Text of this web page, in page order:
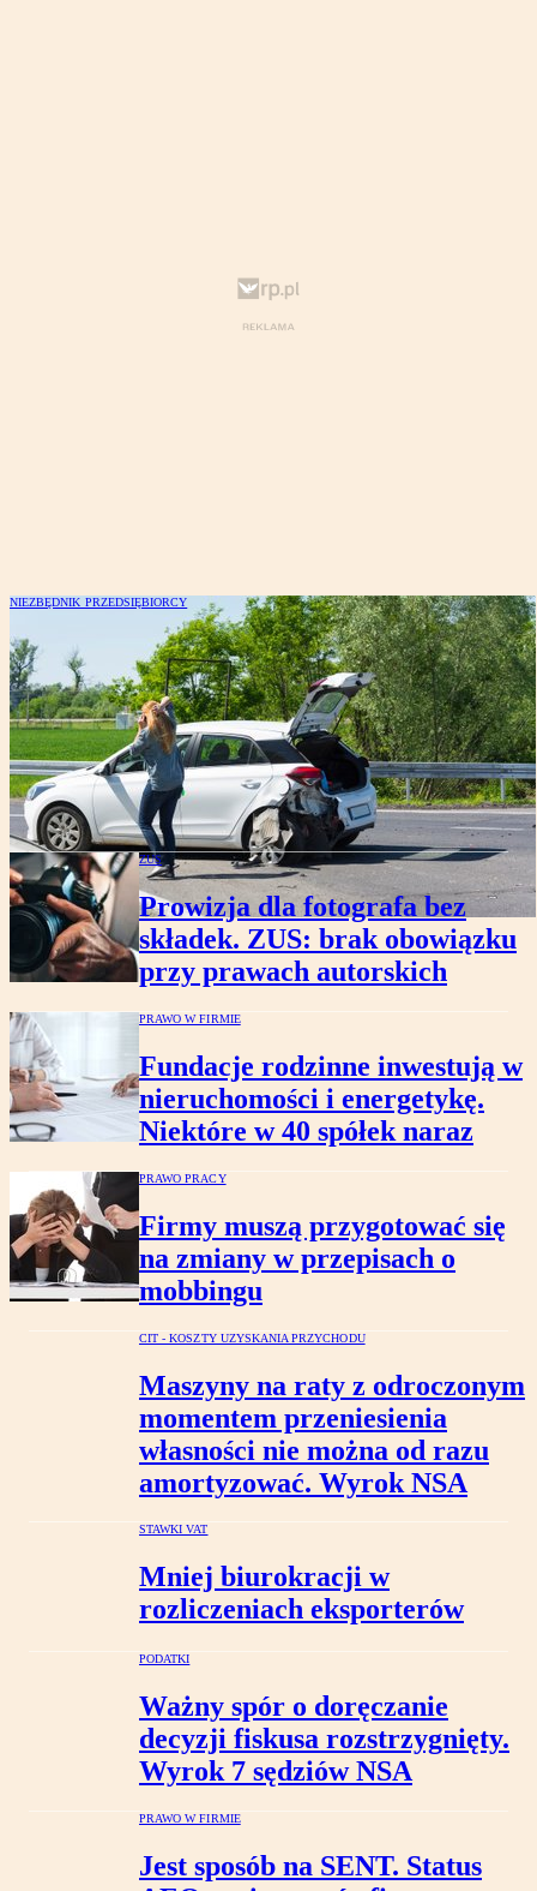
NIEZBĘDNIK PRZEDSIĘBIORCY
Niezbędnik przedsiębiorcy:
odszkodowanie za stłuczkę firmowym
autem * e-Doręczenia * amortyzacja
nowej hali * rozliczenie VAT przy
eksporcie * prowizja fotografa a ZUS *
mobbing
ZUS
Prowizja dla fotografa bez
składek. ZUS: brak obowiązku
przy prawach autorskich
PRAWO W FIRMIE
Fundacje rodzinne inwestują w
nieruchomości i energetykę.
Niektóre w 40 spółek naraz
PRAWO PRACY
Firmy muszą przygotować się
na zmiany w przepisach o
mobbingu
CIT - KOSZTY UZYSKANIA PRZYCHODU
Maszyny na raty z odroczonym
momentem przeniesienia
własności nie można od razu
amortyzować. Wyrok NSA
STAWKI VAT
Mniej biurokracji w
rozliczeniach eksporterów
PODATKI
Ważny spór o doręczanie
decyzji fiskusa rozstrzygnięty.
Wyrok 7 sędziów NSA
PRAWO W FIRMIE
Jest sposób na SENT. Status